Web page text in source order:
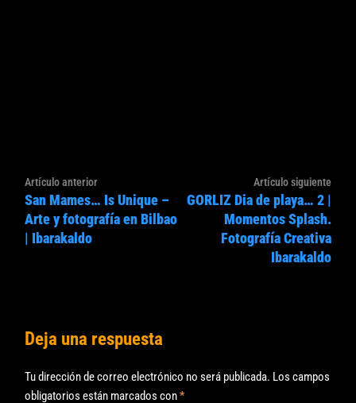
Navegación
de
entradas
Artículo anteriorArtículo
anterior:
San Mames… Is Unique –
Arte y fotografía en Bilbao
| Ibarakaldo
Artículo siguiente
GORLIZ Dia de playa… 2 |
Momentos Splash.
Fotografía Creativa
Ibarakaldo
Deja una respuesta
Tu dirección de correo electrónico no será publicada. Los campos
obligatorios están marcados con*